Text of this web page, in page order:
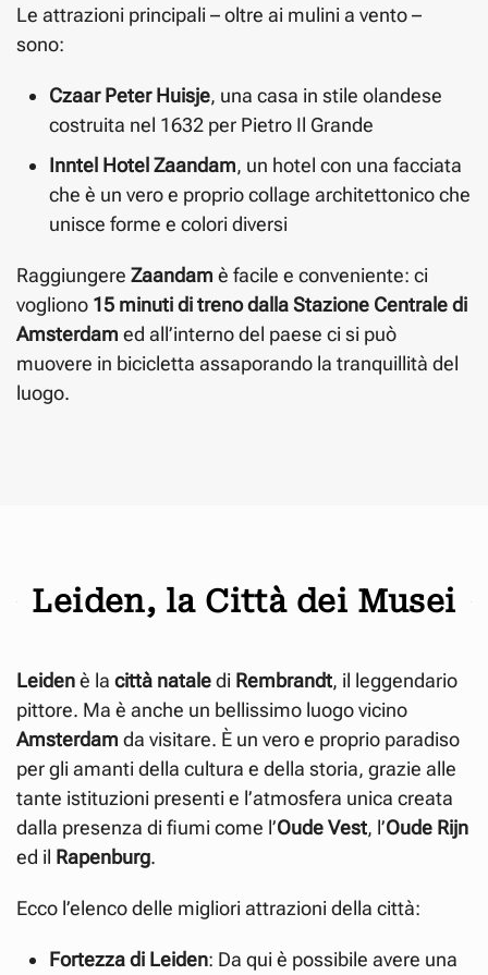
Le attrazioni principali – oltre ai mulini a vento –
sono:
Czaar Peter Huisje, una casa in stile olandese
costruita nel 1632 per Pietro Il Grande
Inntel Hotel Zaandam, un hotel con una facciata
che è un vero e proprio collage architettonico che
unisce forme e colori diversi
Raggiungere Zaandam è facile e conveniente: ci
vogliono 15 minuti di treno dalla Stazione Centrale di
Amsterdam ed all’interno del paese ci si può
muovere in bicicletta assaporando la tranquillità del
luogo.
Leiden, la Città dei Musei
Leidenè la città nataledi Rembrandt, il leggendario
pittore. Ma è anche un bellissimo luogo vicino
Amsterdam da visitare. È un vero e proprio paradiso
per gli amanti della cultura e della storia, grazie alle
tante istituzioni presenti e l’atmosfera unica creata
dalla presenza di fiumi come l’Oude Vest, l’Oude Rijn
ed il Rapenburg.
Ecco l’elenco delle migliori attrazioni della città:
Fortezza di Leiden: Da qui è possibile avere una